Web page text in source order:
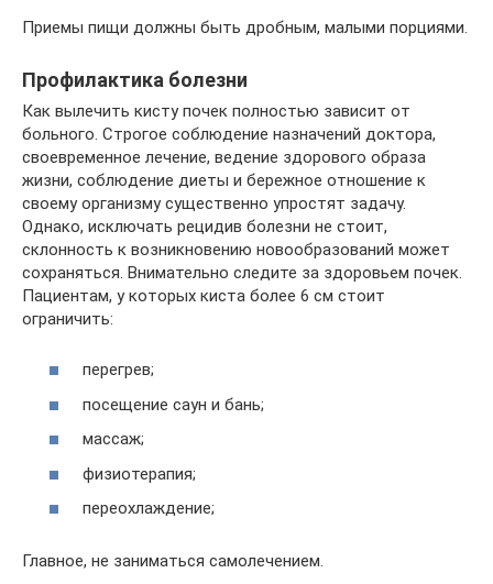
Приемы пищи должны быть дробным, малыми порциями.
Профилактика болезни
Как вылечить кисту почек полностью зависит от
больного. Строгое соблюдение назначений доктора,
своевременное лечение, ведение здорового образа
жизни, соблюдение диеты и бережное отношение к
своему организму существенно упростят задачу.
Однако, исключать рецидив болезни не стоит,
склонность к возникновению новообразований может
сохраняться. Внимательно следите за здоровьем почек.
Пациентам, у которых киста более 6 см стоит
ограничить:
перегрев;
посещение саун и бань;
массаж;
физиотерапия;
переохлаждение;
Главное, не заниматься самолечением.